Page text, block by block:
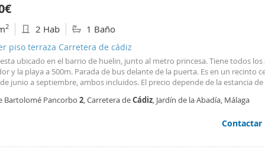
2 2 Hab 1 Baño
piso terraza Carretera de cádiz
esta ubicado en el barrio de huelin, junto al metro princesa. Tiene todos los
y la playa a 500m. Parada de bus delante de la puerta. Es en un recinto
junio a septiembre, ambos incluidos. El precio depende de la estancia de
Bartolomé Pancorbo 2, Carretera deCádiz, Jardín de la Abadía, Málaga
Contactar